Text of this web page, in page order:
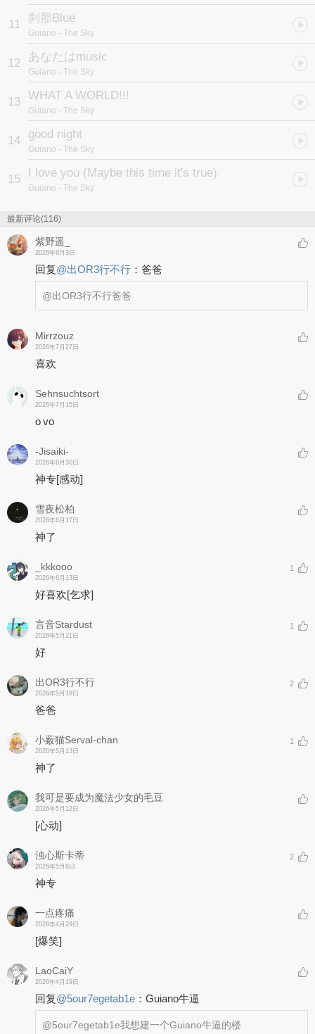
11 刹那Blue
Guiano - The Sky
12 あなたはmusic
Guiano - The Sky
13 WHAT A WORLD!!!
Guiano - The Sky
14 good night
Guiano - The Sky
15 I love you (Maybe this time it's true)
Guiano - The Sky
最新评论(116)
紫野遥_
2026年8月3日
回复@出OR3行不行 ： 爸爸
@出OR3行不行爸爸
Mirrzouz
2026年7月27日
喜欢
Sehnsuchtsort
2026年7月15日
o vo
-Jisaiki-
2026年6月30日
神专[感动]
雪夜松柏
2026年6月17日
神了
_kkkooo
2026年6月13日
1
好喜欢[乞求]
言音Stardust
2026年5月21日
1
好
出OR3行不行
2026年5月19日
2
爸爸
小薮猫Serval-chan
2026年5月13日
1
神了
我可是要成为魔法少女的毛豆
2026年5月12日
[心动]
浊心斯卡蒂
2026年5月8日
2
神专
一点疼痛
2026年4月29日
[爆笑]
LaoCaiY
2026年4月19日
回复@5our7egetab1e ： Guiano牛逼
@5our7egetab1e我想建一个Guiano牛逼的楼